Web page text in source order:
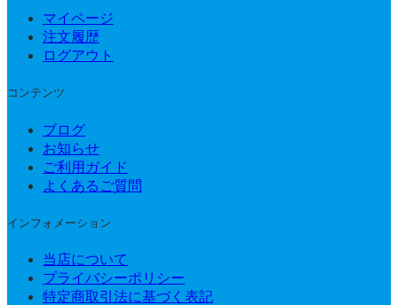
マイページ
注文履歴
ログアウト
コンテンツ
ブログ
お知らせ
ご利用ガイド
よくあるご質問
インフォメーション
当店について
プライバシーポリシー
特定商取引法に基づく表記